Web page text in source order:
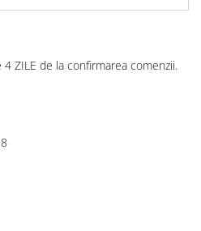
ZILE de la confirmarea comenzii.